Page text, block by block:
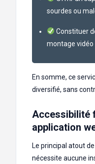
sourdes ou
Constituer
montage vidéo
En somme, ce
diversifié, sans
Accessibilité
application
Le principal atout
nécessite aucune